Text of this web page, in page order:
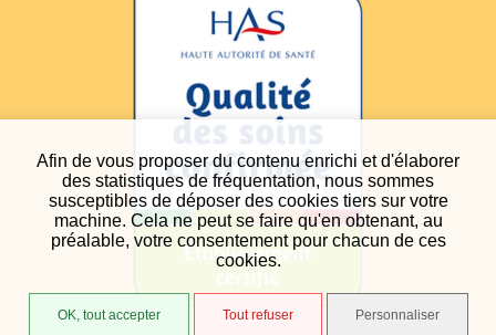
Afin de vous proposer du contenu enrichi et d'élaborer
des statistiques de fréquentation, nous sommes
susceptibles de déposer des cookies tiers sur votre
machine. Cela ne peut se faire qu'en obtenant, au
préalable, votre consentement pour chacun de ces
cookies.
OK, tout accepter Tout refuser Personnaliser